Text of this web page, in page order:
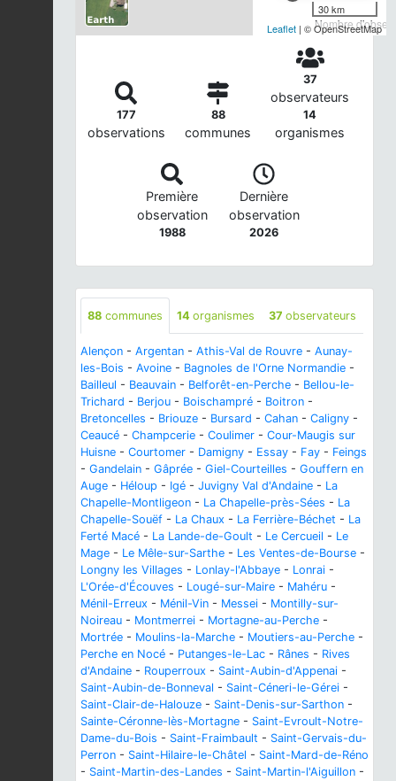
Nombre
30 km
Leaflet | © OpenStreetMap
177
observations
88
communes
37
observateurs
14
organismes
Première
observation
1988
Dernière
observation
2026
88 communes 14 organismes 37 observateurs
Alençon - Argentan - Athis-Val de Rouvre - Aunay-
les-Bois - Avoine - Bagnoles de l'Orne Normandie -
Bailleul - Beauvain - Belforêt-en-Perche - Bellou-le-
Trichard - Berjou - Boischampré - Boitron -
Bretoncelles - Briouze - Bursard - Cahan - Caligny -
Ceaucé - Champcerie - Coulimer - Cour-Maugis sur
Huisne - Courtomer - Damigny - Essay - Fay - Feings
- Gandelain - Gâprée - Giel-Courteilles - Gouffern en
Auge - Héloup - Igé - Juvigny Val d'Andaine - La
Chapelle-Montligeon - La Chapelle-près-Sées - La
Chapelle-Souëf - La Chaux - La Ferrière-Béchet - La
Ferté Macé - La Lande-de-Goult - Le Cercueil - Le
Mage - Le Mêle-sur-Sarthe - Les Ventes-de-Bourse -
Longny les Villages - Lonlay-l'Abbaye - Lonrai -
L'Orée-d'Écouves - Lougé-sur-Maire - Mahéru -
Ménil-Erreux - Ménil-Vin - Messei - Montilly-sur-
Noireau - Montmerrei - Mortagne-au-Perche -
Mortrée - Moulins-la-Marche - Moutiers-au-Perche -
Perche en Nocé - Putanges-le-Lac - Rânes - Rives
d'Andaine - Rouperroux - Saint-Aubin-d'Appenai -
Saint-Aubin-de-Bonneval - Saint-Céneri-le-Gérei -
Saint-Clair-de-Halouze - Saint-Denis-sur-Sarthon -
Sainte-Céronne-lès-Mortagne - Saint-Evroult-Notre-
Dame-du-Bois - Saint-Fraimbault - Saint-Gervais-du-
Perron - Saint-Hilaire-le-Châtel - Saint-Mard-de-Réno
- Saint-Martin-des-Landes - Saint-Martin-l'Aiguillon -